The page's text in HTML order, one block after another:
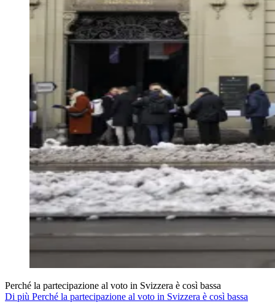
Perché la partecipazione al voto in Svizzera è così bassa
Di più Perché la partecipazione al voto in Svizzera è così bassa